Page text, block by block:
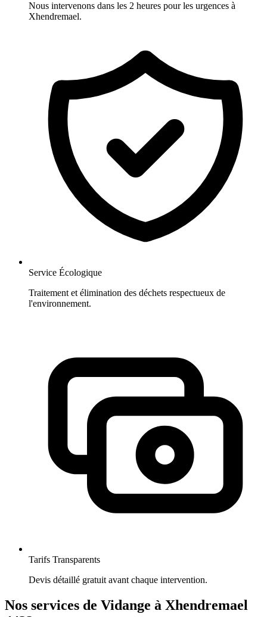
Nous intervenons dans les 2 heures pour les urgences à
Xhendremael.
Service Écologique
Traitement et élimination des déchets respectueux de
l'environnement.
Tarifs Transparents
Devis détaillé gratuit avant chaque intervention.
Nos services de Vidange à Xhendremael